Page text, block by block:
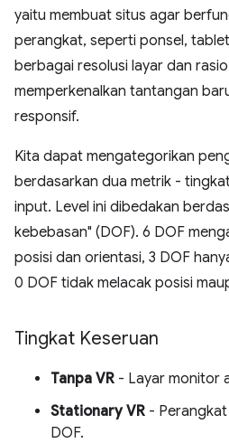
yaitu membuat situs agar
perangkat, seperti ponsel,
berbagai resolusi layar dan
memperkenalkan tantangan
responsif.
Kita dapat mengategorikan
berdasarkan dua metrik -
input. Level ini dibedakan
kebebasan" (DOF). 6 DOF
posisi dan orientasi, 3 DOF
0 DOF tidak melacak posisi
Tingkat Keseruan
Tanpa VR - Layar monitor
Stationary VR -
DOF.